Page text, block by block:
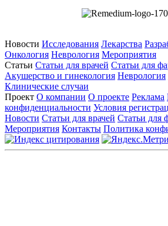
Новости Исследования Лекарства
Онкология Неврология Мероприятия
Статьи Статьи для врачей Статьи для
Акушерство и гинекология Неврология
Клинические случаи
Проект О компании О проекте Реклама
конфиденциальности Условия
Новости Статьи для врачей Статьи для
Мероприятия Контакты Политика